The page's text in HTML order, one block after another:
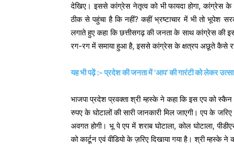
देखिए। इससे कांग्रेस नेतृत्व को भी फायदा होगा, कांग्रेस के
ठीक से पहुंचा है कि नहीं? कहीं भ्रष्टाचार में भी तो भूपेश
लगाते हुए कहा कि छत्तीसगढ़ की जनता के साथ कांग्रेस की
रग-रग में समाया हुआ है, इससे कांग्रेस के क्षत्रप अछूते कैसे
यह भी पढ़ें :- प्रदेश की जनता में ‘आप’ की गारंटी को लेकर
भाजपा प्रदेश प्रवक्ता श्री म्हस्के ने कहा कि इस एप को
रुपए के घोटालों की सारी जानकारी मिल जाएगी। एप के
अवगत होगी। भू पे एप में शराब घोटाला, कोल घोटाला,
को कार्टून एवं वीडियो के ज़रिए दिखाया गया है। श्री म्हस्के